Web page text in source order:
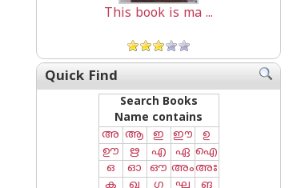
This book is ma ...
Quick Find
Search Books
Name contains
അ ആ ഇ ഈ
ഉ
ഊ
ഋ എ ഏ ഐ
ഒ
ഓ ഔ അംഅഃ
ക
ഖ ഗ ഘ
ങ